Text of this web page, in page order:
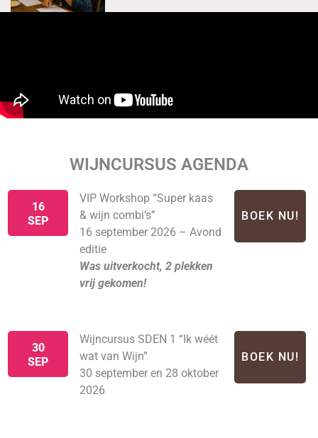
WIJNCURSUS AGENDA
16
SEP
VIP Workshop “Super kaas
& wijn combi’s”
16 september 2026 – Avond
editie
Was uitverkocht, 2 plekken
vrij gekomen!
BOEK NU!
30
SEP
Wijncursus SDEN 1 “Ik wéét
wat van Wijn”
30 september en 28 oktober
2026
BOEK NU!